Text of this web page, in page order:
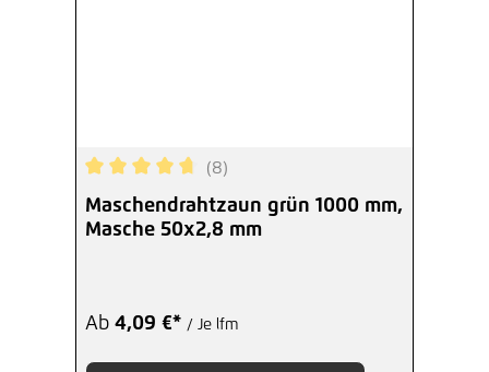
Durchschnittliche Bewertung von 4.75 von 5
(8)
Maschendrahtzaun grün 1000 mm,
Masche 50x2,8 mm
Ab 4,09 €* / Je lfm